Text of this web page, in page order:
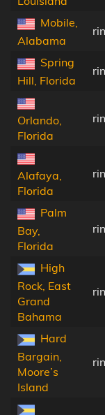
Mobile,
Alabama
Spring
Hill, Florida
Orlando,
Florida
Alafaya,
Florida
Palm
Bay,
Florida
High
Rock, East
Grand
Bahama
Hard
Bargain,
Moore’s
Island